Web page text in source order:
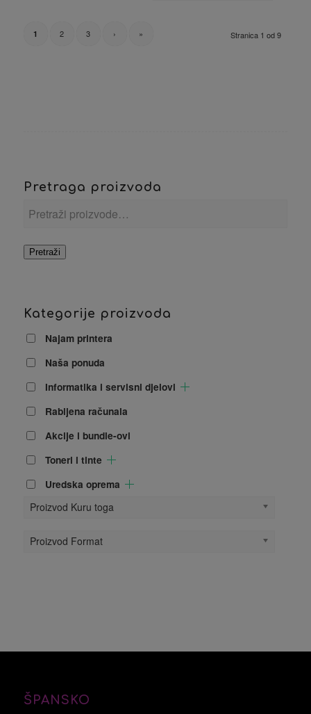
Stranica 1 od 9
1 2 3 › »
Pretraga proizvoda
Pretraži
Kategorije proizvoda
Najam printera
Naša ponuda
Informatika i servisni djelovi
Rabljena računala
Akcije i bundle-ovi
Toneri i tinte
Uredska oprema
Proizvod Kuru toga
Proizvod Format
ŠPANSKO